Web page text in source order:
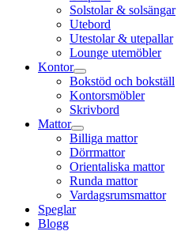
Solstolar & solsängar
Utebord
Utestolar & utepallar
Lounge utemöbler
Kontor
Bokstöd och bokställ
Kontorsmöbler
Skrivbord
Mattor
Billiga mattor
Dörrmattor
Orientaliska mattor
Runda mattor
Vardagsrumsmattor
Speglar
Blogg